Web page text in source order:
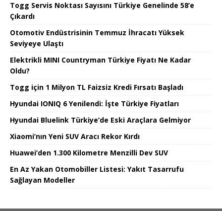
Togg Servis Noktası Sayısını Türkiye Genelinde 58’e
Çıkardı
Otomotiv Endüstrisinin Temmuz İhracatı Yüksek
Seviyeye Ulaştı
Elektrikli MINI Countryman Türkiye Fiyatı Ne Kadar
Oldu?
Togg için 1 Milyon TL Faizsiz Kredi Fırsatı Başladı
Hyundai IONIQ 6 Yenilendi: İşte Türkiye Fiyatları
Hyundai Bluelink Türkiye’de Eski Araçlara Gelmiyor
Xiaomi’nın Yeni SUV Aracı Rekor Kırdı
Huawei’den 1.300 Kilometre Menzilli Dev SUV
En Az Yakan Otomobiller Listesi: Yakıt Tasarrufu
Sağlayan Modeller